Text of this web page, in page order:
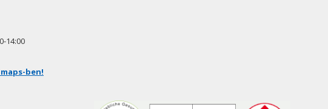
14:00
ben!